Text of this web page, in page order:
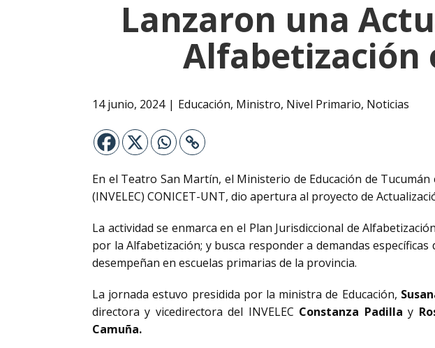
Lanzaron una
Alfabetización
14 junio, 2024 Educación, Ministro, Nivel Primario, Noticias
En el Teatro San Martín, el Ministerio de Educación de
(INVELEC) CONICET-UNT, dio apertura al proyecto de
La actividad se enmarca en el Plan Jurisdiccional de
por la Alfabetización; y busca responder a demandas
desempeñan en escuelas primarias de la provincia.
La jornada estuvo presidida por la ministra de Educación,
directora y vicedirectora del INVELEC Constanza Padilla y
Camuña.